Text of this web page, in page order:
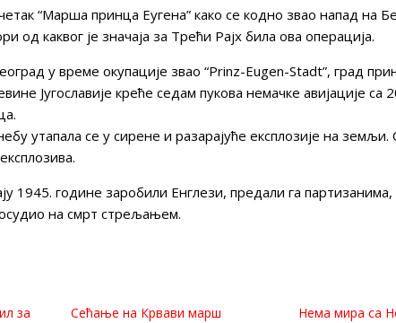
“Марша принца Еугена” како се кодно звао напад на
од каквог је значаја за Трећи Рајх била ова операција.
у време окупације звао “Prinz-Eugen-Stadt”, град
Југославије креће седам пукова немачке авијације са
утапала се у сирене и разарајуће експлозије на земљи.
1945. године заробили Енглези, предали га партизанима,
на смрт стрељањем.
за
Сећање на Крвави марш
Нема мира са